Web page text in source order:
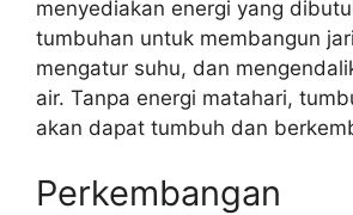
menyediakan energi yang
tumbuhan untuk membangun
mengatur suhu, dan
air. Tanpa energi matahari,
akan dapat tumbuh dan
Perkembangan